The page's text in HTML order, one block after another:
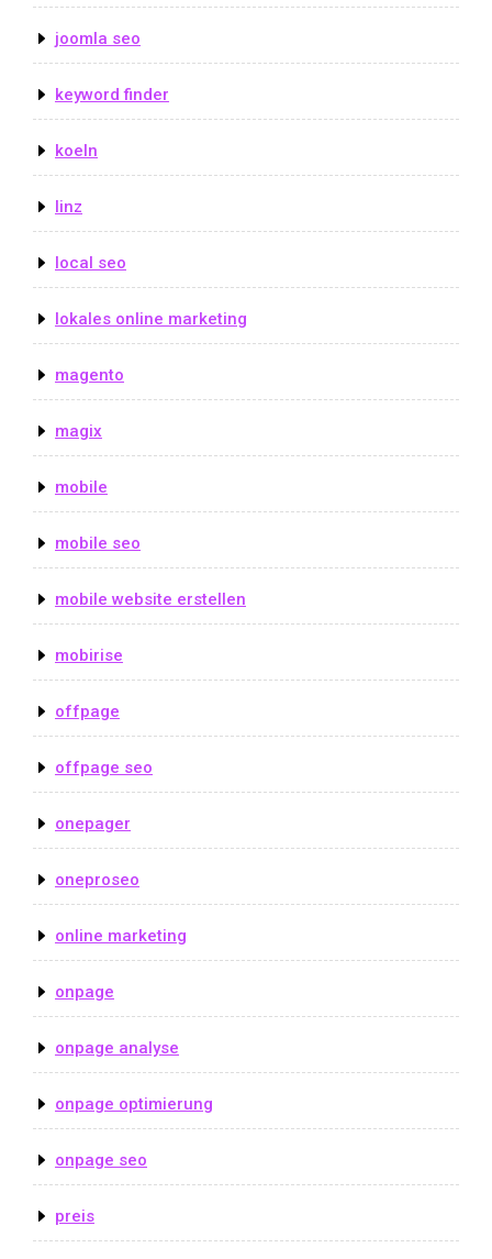
joomla seo
keyword finder
koeln
linz
local seo
lokales online marketing
magento
magix
mobile
mobile seo
mobile website erstellen
mobirise
offpage
offpage seo
onepager
oneproseo
online marketing
onpage
onpage analyse
onpage optimierung
onpage seo
preis